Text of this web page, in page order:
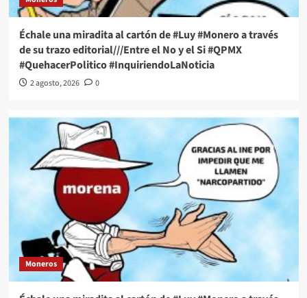
Échale una miradita al cartón de #Luy #Monero a través
de su trazo editorial///Entre el No y el Si #QPMX
#QuehacerPolitico #InquiriendoLaNoticia
2 agosto, 2026 0
Moneros